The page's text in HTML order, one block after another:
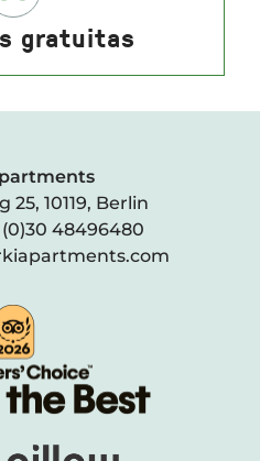
gratuitas
10119, Berlin
(0)30 48496480